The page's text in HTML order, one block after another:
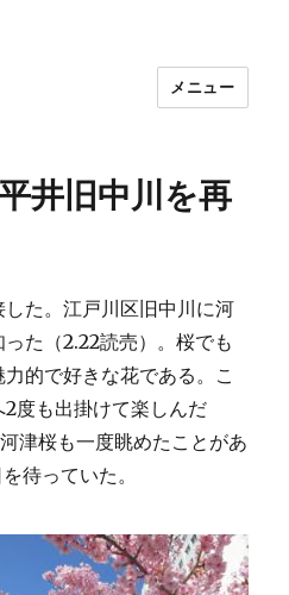
メニュー
井旧中川を再
た。江戸川区旧中川に河
た（2.22読売）。桜でも
的で好きな花である。こ
度も出掛けて楽しんだ
津桜も一度眺めたことがあ
待っていた。